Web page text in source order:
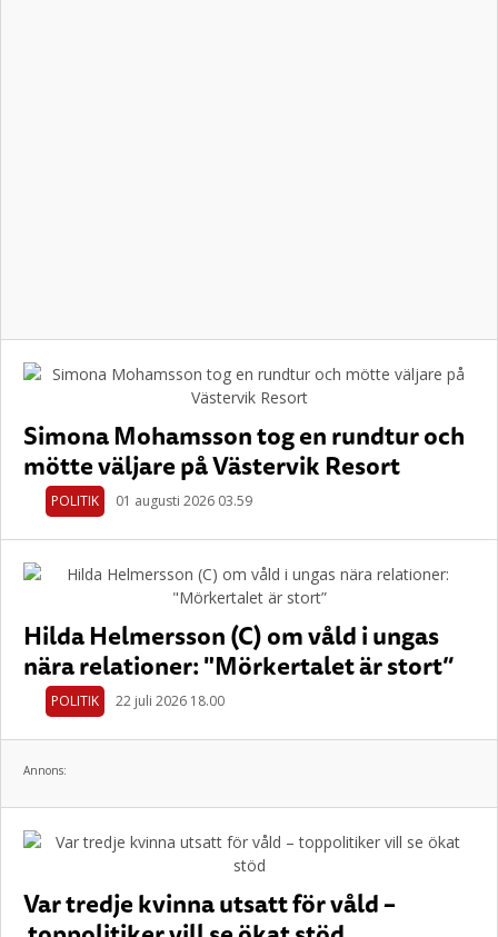
Simona Mohamsson tog en rundtur och
mötte väljare på Västervik Resort
POLITIK 01 augusti 2026 03.59
Hilda Helmersson (C) om våld i ungas
nära relationer: "Mörkertalet är stort”
POLITIK 22 juli 2026 18.00
Annons:
Var tredje kvinna utsatt för våld –